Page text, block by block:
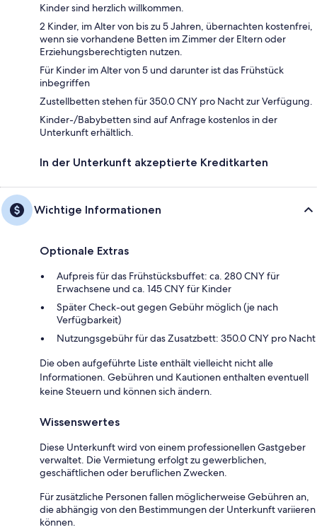
Kinder sind herzlich willkommen.
2 Kinder, im Alter von bis zu 5 Jahren, übernachten kostenfrei,
wenn sie vorhandene Betten im Zimmer der Eltern oder
Erziehungsberechtigten nutzen.
Für Kinder im Alter von 5 und darunter ist das Frühstück
inbegriffen
Zustellbetten stehen für 350.0 CNY pro Nacht zur Verfügung.
Kinder-/Babybetten sind auf Anfrage kostenlos in der
Unterkunft erhältlich.
In der Unterkunft akzeptierte Kreditkarten
Wichtige Informationen
Optionale Extras
Aufpreis für das Frühstücksbuffet: ca. 280 CNY für
Erwachsene und ca. 145 CNY für Kinder
Später Check-out gegen Gebühr möglich (je nach
Verfügbarkeit)
Nutzungsgebühr für das Zusatzbett: 350.0 CNY pro Nacht
Die oben aufgeführte Liste enthält vielleicht nicht alle
Informationen. Gebühren und Kautionen enthalten eventuell
keine Steuern und können sich ändern.
Wissenswertes
Diese Unterkunft wird von einem professionellen Gastgeber
verwaltet. Die Vermietung erfolgt zu gewerblichen,
geschäftlichen oder beruflichen Zwecken.
Für zusätzliche Personen fallen möglicherweise Gebühren an,
die abhängig von den Bestimmungen der Unterkunft variieren
können.